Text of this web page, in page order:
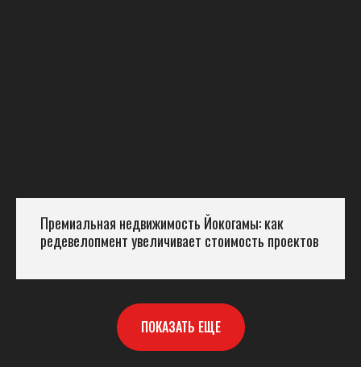
Премиальная недвижимость Йокогамы: как
редевелопмент увеличивает стоимость проектов
ПОКАЗАТЬ ЕЩЕ